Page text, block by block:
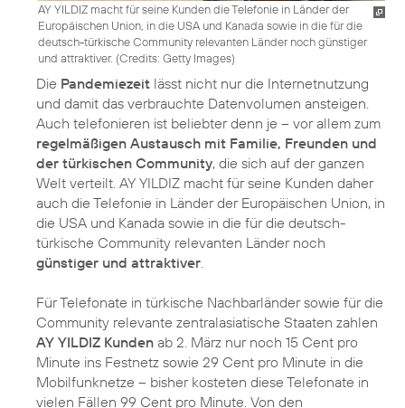
AY YILDIZ macht für seine Kunden die Telefonie in Länder der
Europäischen Union, in die USA und Kanada sowie in die für die
deutsch-türkische Community relevanten Länder noch günstiger
und attraktiver. (Credits: Getty Images)
Die Pandemiezeit lässt nicht nur die Internetnutzung
und damit das verbrauchte Datenvolumen ansteigen.
Auch telefonieren ist beliebter denn je – vor allem zum
regelmäßigen Austausch mit Familie, Freunden und
der türkischen Community, die sich auf der ganzen
Welt verteilt. AY YILDIZ macht für seine Kunden daher
auch die Telefonie in Länder der Europäischen Union, in
die USA und Kanada sowie in die für die deutsch-
türkische Community relevanten Länder noch
günstiger und attraktiver
Für Telefonate in türkische Nachbarländer sowie für die
Community relevante zentralasiatische Staaten zahlen
AY YILDIZ Kunden ab 2. März nur noch 15 Cent pro
Minute ins Festnetz sowie 29 Cent pro Minute in die
Mobilfunknetze – bisher kosteten diese Telefonate in
vielen Fällen 99 Cent pro Minute. Von den